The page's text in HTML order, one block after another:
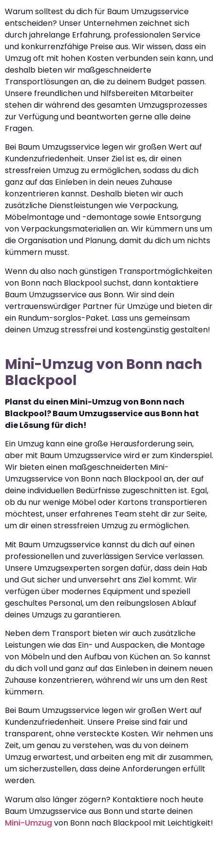
Warum solltest du dich für Baum Umzugsservice
entscheiden? Unser Unternehmen zeichnet sich
durch jahrelange Erfahrung, professionalen Service
und konkurrenzfähige Preise aus. Wir wissen, dass ein
Umzug oft mit hohen Kosten verbunden sein kann, und
deshalb bieten wir maßgeschneiderte
Transportlösungen an, die zu deinem Budget passen.
Unsere freundlichen und hilfsbereiten Mitarbeiter
stehen dir während des gesamten Umzugsprozesses
zur Verfügung und beantworten gerne alle deine
Fragen.
Bei Baum Umzugsservice legen wir großen Wert auf
Kundenzufriedenheit. Unser Ziel ist es, dir einen
stressfreien Umzug zu ermöglichen, sodass du dich
ganz auf das Einleben in dein neues Zuhause
konzentrieren kannst. Deshalb bieten wir auch
zusätzliche Dienstleistungen wie Verpackung,
Möbelmontage und -demontage sowie Entsorgung
von Verpackungsmaterialien an. Wir kümmern uns um
die Organisation und Planung, damit du dich um nichts
kümmern musst.
Wenn du also nach günstigen Transportmöglichkeiten
von Bonn nach Blackpool suchst, dann kontaktiere
Baum Umzugsservice aus Bonn. Wir sind dein
vertrauenswürdiger Partner für Umzüge und bieten dir
ein Rundum-sorglos-Paket. Lass uns gemeinsam
deinen Umzug stressfrei und kostengünstig gestalten!
Mini-Umzug von Bonn nach
Blackpool
Planst du einen Mini-Umzug von Bonn nach
Blackpool? Baum Umzugsservice aus Bonn hat
die Lösung für dich!
Ein Umzug kann eine große Herausforderung sein,
aber mit Baum Umzugsservice wird er zum Kinderspiel.
Wir bieten einen maßgeschneiderten Mini-
Umzugsservice von Bonn nach Blackpool an, der auf
deine individuellen Bedürfnisse zugeschnitten ist. Egal,
ob du nur wenige Möbel oder Kartons transportieren
möchtest, unser erfahrenes Team steht dir zur Seite,
um dir einen stressfreien Umzug zu ermöglichen.
Mit Baum Umzugsservice kannst du dich auf einen
professionellen und zuverlässigen Service verlassen.
Unsere Umzugsexperten sorgen dafür, dass dein Hab
und Gut sicher und unversehrt ans Ziel kommt. Wir
verfügen über modernes Equipment und speziell
geschultes Personal, um den reibungslosen Ablauf
deines Umzugs zu garantieren.
Neben dem Transport bieten wir auch zusätzliche
Leistungen wie das Ein- und Auspacken, die Montage
von Möbeln und den Aufbau von Küchen an. So kannst
du dich voll und ganz auf das Einleben in deinem neuen
Zuhause konzentrieren, während wir uns um den Rest
kümmern.
Bei Baum Umzugsservice legen wir großen Wert auf
Kundenzufriedenheit. Unsere Preise sind fair und
transparent, ohne versteckte Kosten. Wir nehmen uns
Zeit, um genau zu verstehen, was du von deinem
Umzug erwartest, und arbeiten eng mit dir zusammen,
um sicherzustellen, dass deine Anforderungen erfüllt
werden.
Warum also länger zögern? Kontaktiere noch heute
Baum Umzugsservice aus Bonn und starte deinen
Mini-Umzug von Bonn nach Blackpool mit Leichtigkeit!